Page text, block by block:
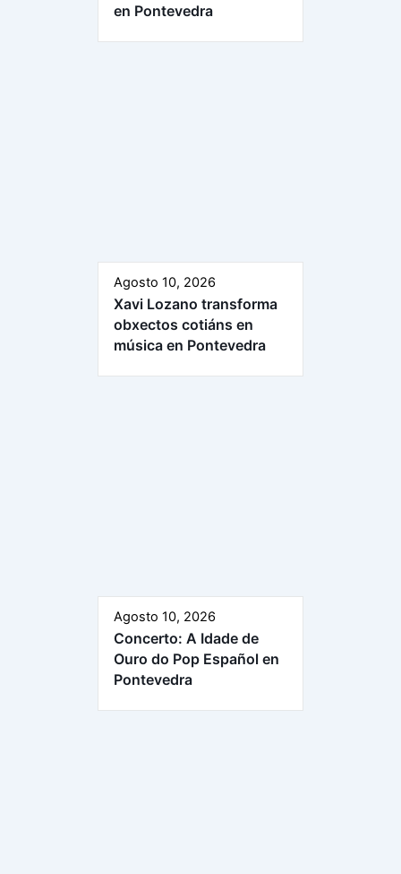
en Pontevedra
Agosto 10, 2026
Xavi Lozano transforma
obxectos cotiáns en
música en Pontevedra
Agosto 10, 2026
Concerto: A Idade de
Ouro do Pop Español en
Pontevedra